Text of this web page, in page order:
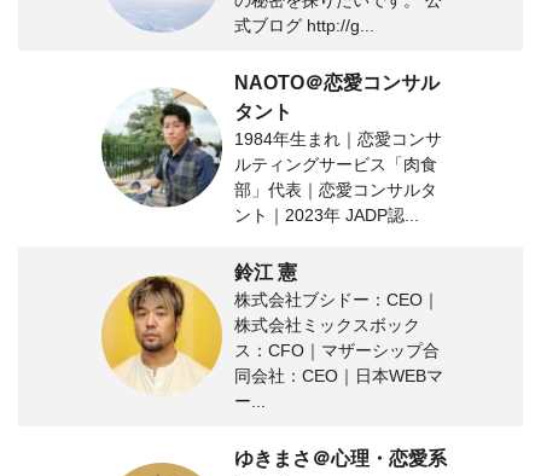
式ブログ http://g...
NAOTO＠恋愛コンサル
タント
1984年生まれ｜恋愛コンサ
ルティングサービス「肉食
部」代表｜恋愛コンサルタ
ント｜2023年 JADP認...
鈴江 憲
株式会社ブシドー：CEO｜
株式会社ミックスボック
ス：CFO｜マザーシップ合
同会社：CEO｜日本WEBマ
ー...
ゆきまさ＠心理・恋愛系